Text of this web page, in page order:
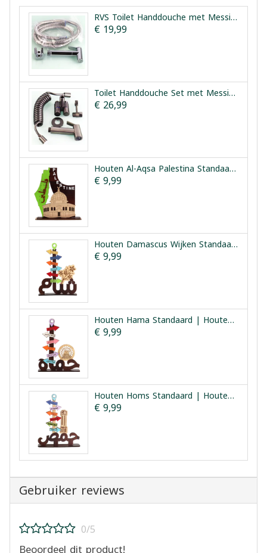
RVS Toilet Handdouche met Messing Kern Vesta
€ 19,99
Toilet Handdouche Set met Messing Kern en Dubbele Kraan Vesta
€ 26,99
Houten Al-Aqsa Palestina Standaard | Houten Aqsa Palestina
€ 9,99
Houten Damascus Wijken Standaard | Houten Harat Sham
€ 9,99
Houten Hama Standaard | Houten Hama Bezienswaardigheden
€ 9,99
Houten Homs Standaard | Houten Homs Bezienswaardigheden
€ 9,99
Gebruiker reviews
0/5